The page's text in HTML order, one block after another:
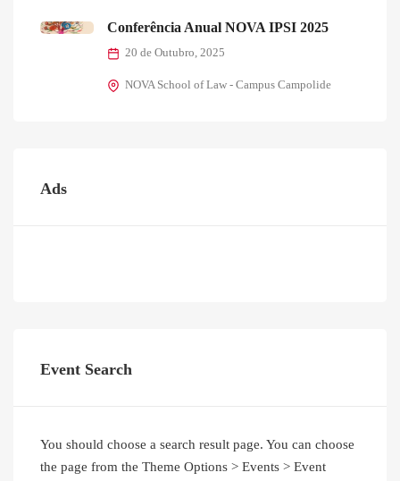
Conferência Anual NOVA IPSI 2025
20 de Outubro, 2025
NOVA School of Law - Campus Campolide
Ads
Event Search
You should choose a search result page. You can choose
the page from the Theme Options > Events > Event